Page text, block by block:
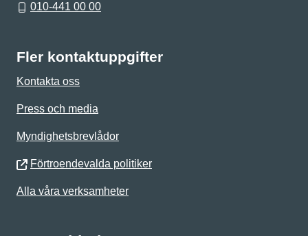
010-441 00 00
Fler kontaktuppgifter
Kontakta oss
Press och media
Myndighetsbrevlådor
Förtroendevalda politiker
Alla våra verksamheter